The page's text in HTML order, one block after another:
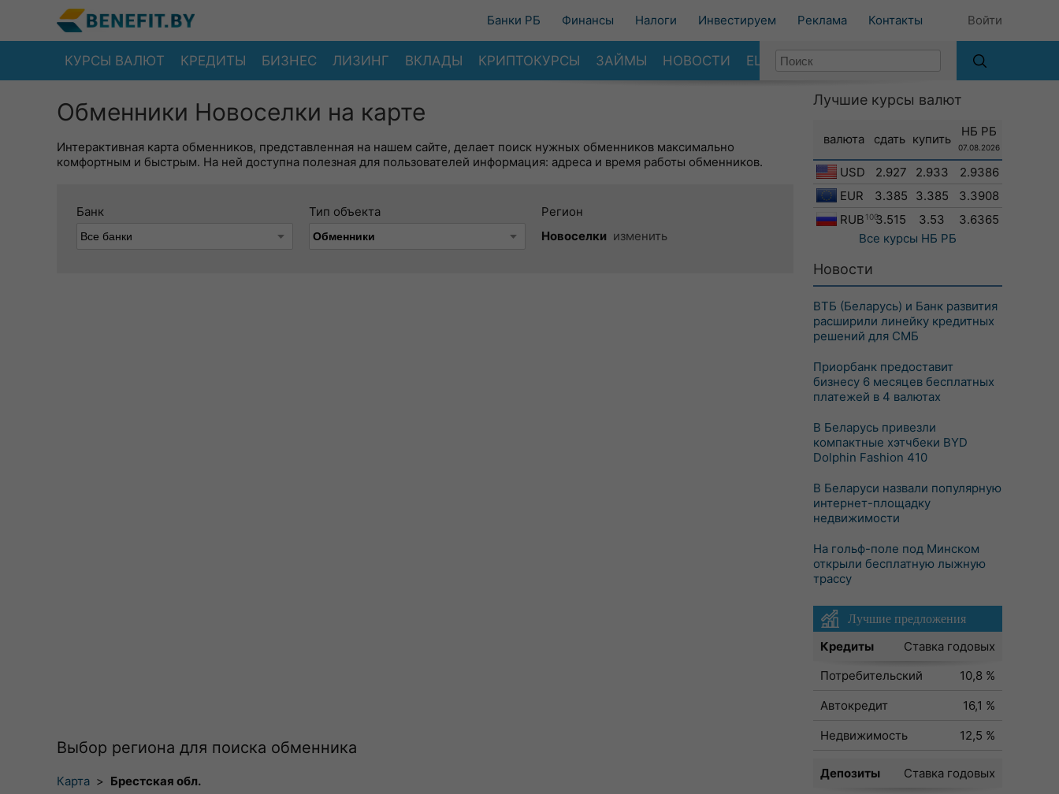
Банки РБ Финансы Налоги Инвестируем Реклама Контакты Войти
КУРСЫ ВАЛЮТ КРЕДИТЫ БИЗНЕС ЛИЗИНГ ВКЛАДЫ КРИПТОКУРСЫ ЗАЙМЫ НОВОСТИ ЕЩЕ
Обменники Новоселки на карте
Интерактивная карта обменников, представленная на нашем сайте, делает поиск нужных обменников максимально
комфортным и быстрым. На ней доступна полезная для пользователей информация: адреса и время работы обменников.
Банк Тип объекта
Регион
Новоселки изменить
Выбор региона для поиска обменника
Карта > Брестская обл.
Лучшие курсы валют
валюта сдать купить
НБ РБ
07.08.2026
USD 2.927 2.933
2.9386
EUR
3.385 3.385
3.3908
RUB 1003.515 3.53
3.6365
Все курсы НБ РБ
Новости
ВТБ (Беларусь) и Банк развития
расширили линейку кредитных
решений для СМБ
Приорбанк предоставит
бизнесу 6 месяцев бесплатных
платежей в 4 валютах
В Беларусь привезли
компактные хэтчбеки BYD
Dolphin Fashion 410
В Беларуси назвали популярную
интернет-площадку
недвижимости
На гольф-поле под Минском
открыли бесплатную лыжную
трассу
Лучшие предложения
Кредиты
Ставка годовых
Потребительский
10,8 %
Автокредит
16,1 %
Недвижимость
12,5 %
Депозиты
Ставка годовых